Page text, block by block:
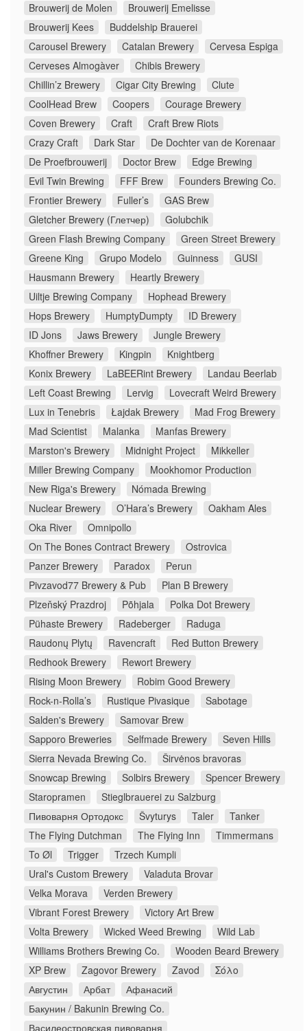
Brouwerij de Molen
Brouwerij Emelisse
Brouwerij Kees
Buddelship Brauerei
Carousel Brewery
Catalan Brewery
Cervesa Espiga
Cerveses Almogàver
Chibis Brewery
Chillin’z Brewery
Cigar City Brewing
Clute
CoolHead Brew
Coopers
Courage Brewery
Coven Brewery
Craft
Craft Brew Riots
Crazy Craft
Dark Star
De Dochter van de Korenaar
De Proefbrouwerij
Doctor Brew
Edge Brewing
Evil Twin Brewing
FFF Brew
Founders Brewing Co.
Frontier Brewery
Fuller’s
GAS Brew
Gletcher Brewery (Глетчер)
Golubchik
Green Flash Brewing Company
Green Street Brewery
Greene King
Grupo Modelo Guinness
GUSI
Hausmann Brewery
Heartly Brewery
Uiltje Brewing Company
Hophead Brewery
Hops Brewery
HumptyDumpty
ID Brewery
ID Jons
Jaws Brewery
Jungle Brewery
Khoffner Brewery
Kingpin
Knightberg
Konix Brewery
LaBEERint Brewery
Landau Beerlab
Left Coast Brewing
Lervig
Lovecraft Weird Brewery
Lux in Tenebris
Łajdak Brewery
Mad Frog Brewery
Mad Scientist
Malanka
Manfas Brewery
Marston's Brewery
Midnight Project
Mikkeller
Miller Brewing Company
Mookhomor Production
New Riga's Brewery
Nómada Brewing
Nuclear Brewery
O’Hara’s Brewery
Oakham Ales
Oka River
Omnipollo
On The Bones Contract Brewery
Ostrovica
Panzer Brewery
Paradox
Perun
Pivzavod77 Brewery & Pub
Plan B Brewery
Plzeňský Prazdroj
Põhjala
Polka Dot Brewery
Pühaste Brewery
Radeberger
Raduga
Raudonų Plytų
Ravencraft
Red Button Brewery
Redhook Brewery
Rewort Brewery
Rising Moon Brewery
Robim Good Brewery
Rock-n-Rolla’s
Rustique Pivasique
Sabotage
Salden's Brewery
Samovar Brew
Sapporo Breweries
Selfmade Brewery
Seven Hills
Sierra Nevada Brewing Co.
Širvėnos bravoras
Snowcap Brewing
Solbirs Brewery
Spencer Brewery
Staropramen
Stieglbrauerei zu Salzburg
Пивоварня Ортодокс
Švyturys Taler
Tanker
The Flying Dutchman
The Flying Inn
Timmermans
To Øl
Trigger
Trzech Kumpli
Ural's Custom Brewery
Valaduta Brovar
Velka Morava
Verden Brewery
Vibrant Forest Brewery
Victory Art Brew
Volta Brewery
Wicked Weed Brewing
Wild Lab
Williams Brothers Brewing Co.
Wooden Beard Brewery
XP Brew
Zagovor Brewery Zavod
Σόλο
Августин
Арбат
Афанасий
Бакунин / Bakunin Brewing Co.
Василеостровская пивоварня